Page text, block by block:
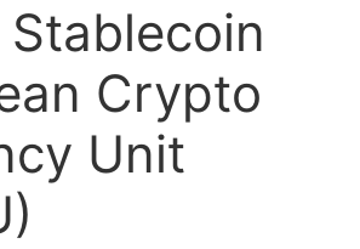
Stablecoin
Crypto
Unit